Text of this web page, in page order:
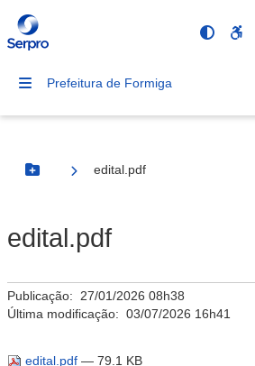
Prefeitura de Formiga
Botão Menu
edital.pdf
edital.pdf
Publicação: 27/01/2026 08h38
Última modificação: 03/07/2026 16h41
edital.pdf — 79.1 KB